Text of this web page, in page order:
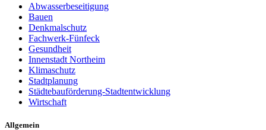
Abwasserbeseitigung
Bauen
Denkmalschutz
Fachwerk-Fünfeck
Gesundheit
Innenstadt Northeim
Klimaschutz
Stadtplanung
Städtebauförderung-Stadtentwicklung
Wirtschaft
Allgemein